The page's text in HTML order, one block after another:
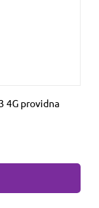
4G providna